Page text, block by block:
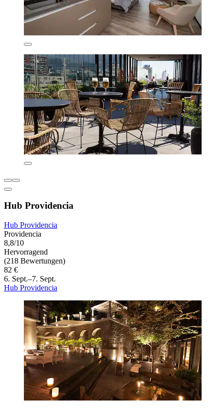
Hub Providencia
Hub Providencia
Providencia
8,8/10
Hervorragend
(218 Bewertungen)
82 €
6. Sept.–7. Sept.
Hub Providencia